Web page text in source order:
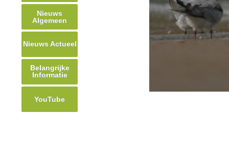
Nieuws
Algemeen
Nieuws Actueel
Belangrijke
Informatie
YouTube